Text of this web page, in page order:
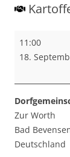
Kartoffelfest
11:00
18.
Zur Worth
Bad
Deutschland